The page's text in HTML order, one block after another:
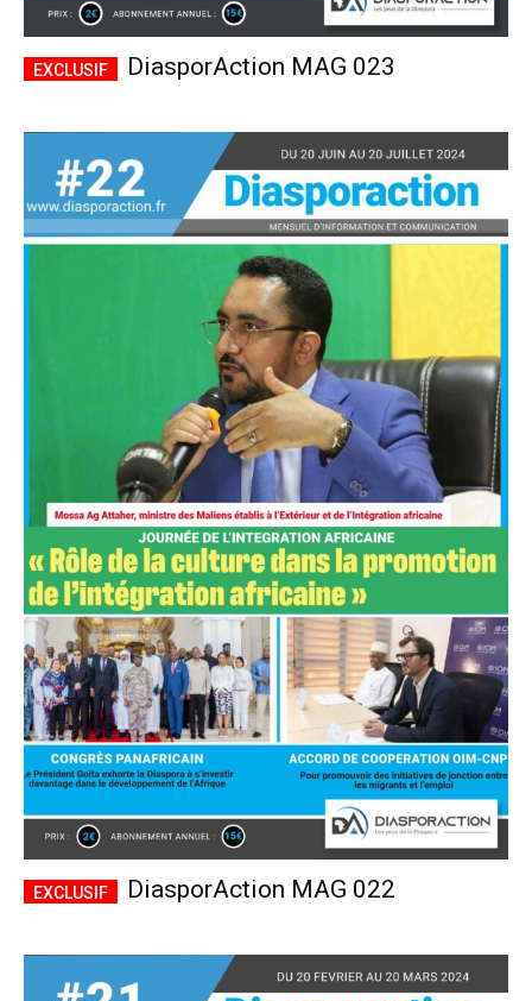
DiasporAction MAG 023
DiasporAction MAG 022